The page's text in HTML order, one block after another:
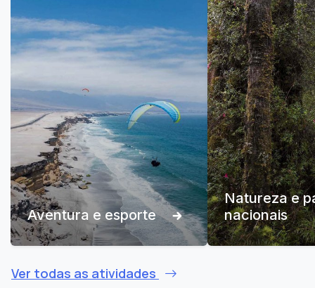
Aventura e esporte
Natureza e
nacionais
Ver todas as atividades